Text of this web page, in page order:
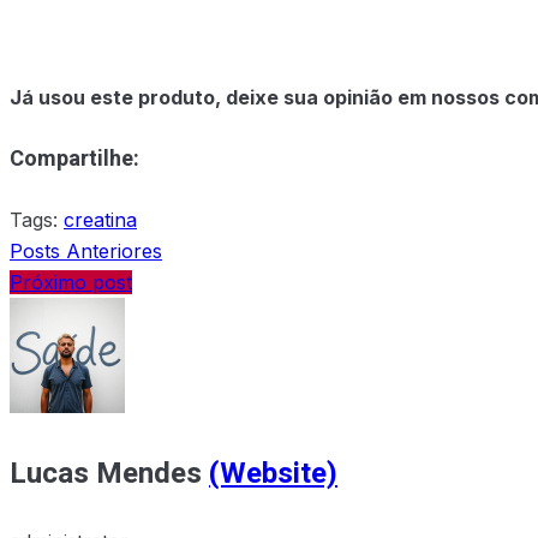
Já usou este produto, deixe sua opinião em nossos
Compartilhe:
Tags: creatina
Posts Anteriores
Próximo post
Lucas Mendes (Website)